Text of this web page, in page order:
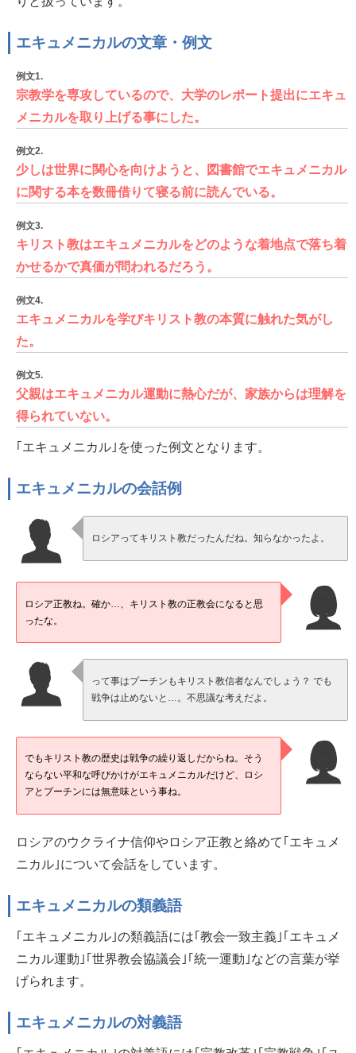
エキュメニカルの文章・例文
例文1.
宗教学を専攻しているので、大学のレポート提出にエキュ
メニカルを取り上げる事にした。
例文2.
少しは世界に関心を向けようと、図書館でエキュメニカル
に関する本を数冊借りて寝る前に読んでいる。
例文3.
キリスト教はエキュメニカルをどのような着地点で落ち着
かせるかで真価が問われるだろう。
例文4.
エキュメニカルを学びキリスト教の本質に触れた気がし
た。
例文5.
父親はエキュメニカル運動に熱心だが、家族からは理解を
得られていない。
｢エキュメニカル｣を使った例文となります。
エキュメニカルの会話例
ロシアってキリスト教だったんだね。知らなかったよ。
ロシア正教ね。確か…、キリスト教の正教会になると思
ったな。
って事はプーチンもキリスト教信者なんでしょう？ でも
戦争は止めないと…。不思議な考えだよ。
でもキリスト教の歴史は戦争の繰り返しだからね。そう
ならない平和な呼びかけがエキュメニカルだけど、ロシ
アとプーチンには無意味という事ね。
ロシアのウクライナ信仰やロシア正教と絡めて｢エキュメ
ニカル｣について会話をしています。
エキュメニカルの類義語
｢エキュメニカル｣の類義語には｢教会一致主義｣｢エキュメ
ニカル運動｣｢世界教会協議会｣｢統一運動｣などの言葉が挙
げられます。
エキュメニカルの対義語